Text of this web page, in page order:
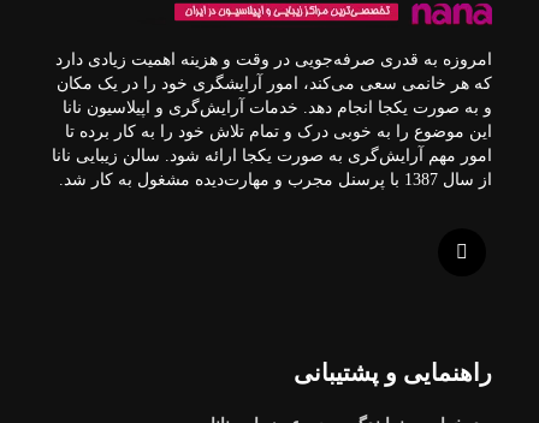
امروزه به قدری صرفه‌جویی در وقت و هزینه اهمیت زیادی دارد
که هر خانمی سعی می‌کند، امور آرایشگری خود را در یک مکان
و به صورت یکجا انجام دهد. خدمات آرایش‌گری و اپیلاسیون نانا
این موضوع را به خوبی درک و تمام تلاش خود را به کار برده تا
امور مهم آرایش‌گری به صورت یکجا ارائه شود. سالن زیبایی نانا
از سال 1387 با پرسنل مجرب و مهارت‌دیده مشغول به کار شد.
راهنمایی و پشتیبانی